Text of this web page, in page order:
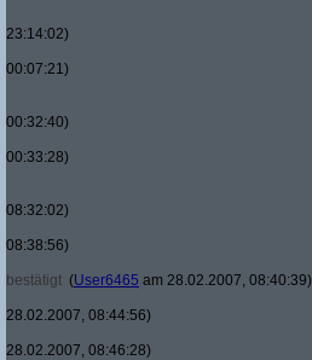
23:14:02)
00:07:21)
00:32:40)
00:33:28)
08:32:02)
08:38:56)
bestätigt (User6465 am 28.02.2007, 08:40:39)
28.02.2007, 08:44:56)
28.02.2007, 08:46:28)